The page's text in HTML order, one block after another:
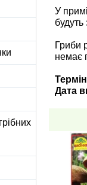
У
будуть
Гриби
немає
Дата